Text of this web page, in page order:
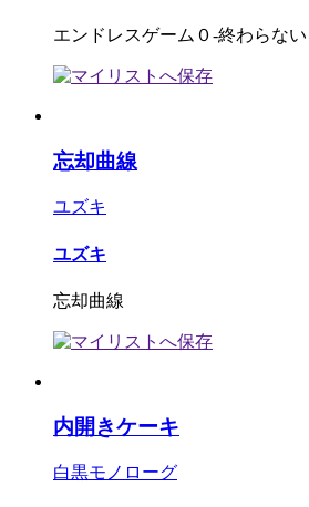
エンドレスゲーム０-終わらな
忘却曲線
ユズキ
ユズキ
忘却曲線
内開きケーキ
白黒モノローグ